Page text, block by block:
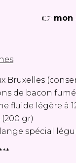
👉 mon
Bruxelles
de bacon
fluide légère à
gr)
spécial